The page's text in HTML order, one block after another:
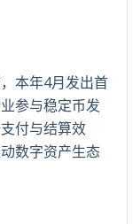
本年4月发出首
参与稳定币发
付与结算效
数字资产生态